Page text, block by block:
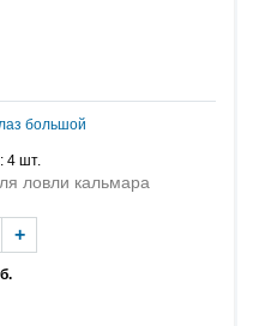
большой
4 шт.
ловли кальмара
+